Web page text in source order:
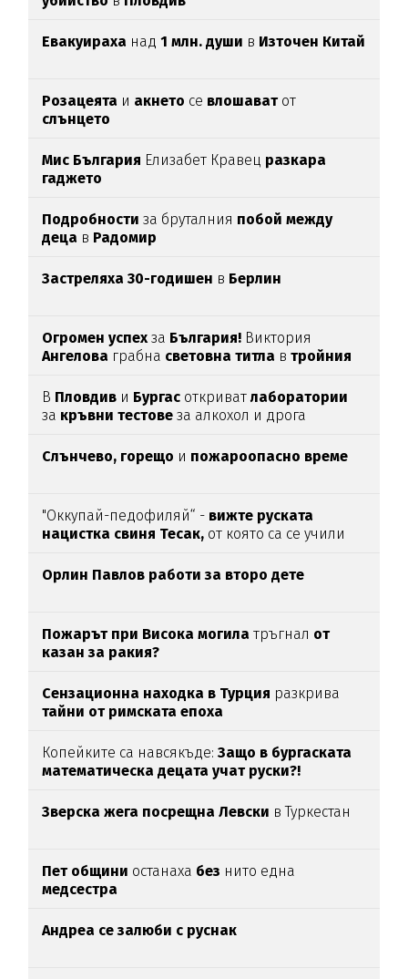
Евакуираха над1 млн. души в Източен Китай
Розацеята и акнето се влошават от
слънцето
Мис България Елизабет Кравец разкара
гаджето
Подробностиза бруталния побой между
деца в Радомир
Застреляха 30-годишен в Берлин
Огромен успех за България! Виктория
Ангелова грабна световна титла в тройния
В Пловдив и Бургас откриватлаборатории
за кръвни тестовеза алкохол и дрога
Слънчево, горещо и пожароопасно време
"Оккупай-педофиляй“ - вижте руската
нацистка свиня Тесак, от която са се учили
Орлин Павлов работи за второ дете
Пожарът при Висока могила тръгнал от
казан за ракия?
Сензационна находка в Турция разкрива
тайни от римската епоха
Копейките са навсякъде:Защо в бургаската
математическа децата учат руски?!
Зверска жега посрещна Левски в Туркестан
Пет общини останаха без нито една
медсестра
Андреа се залюби с руснак